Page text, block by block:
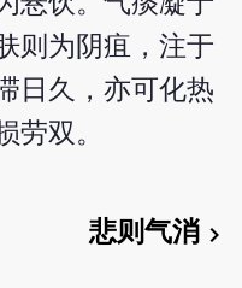
则为阴疽，注于
日久，亦可化热
劳双。
悲则气消chevron_right